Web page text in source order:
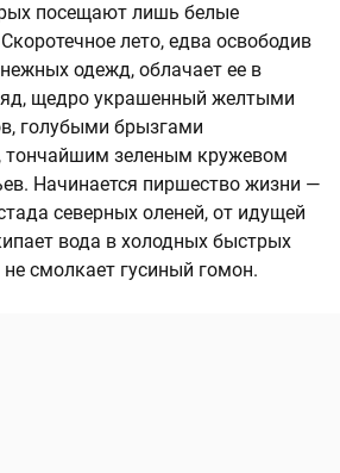
посещают лишь белые
лето, едва освободив
одежд, облачает ее в
щедро украшенный желтыми
голубыми брызгами
тончайшим зеленым кружевом
Начинается пиршество жизни —
северных оленей, от идущей
вода в холодных быстрых
смолкает гусиный гомон.